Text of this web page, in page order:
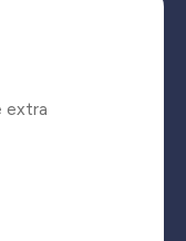
extra